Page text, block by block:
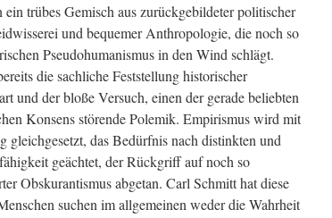
trübes Gemisch aus zurückgebildeter politischer
und bequemer Anthropologie, die noch so
Pseudohumanismus in den Wind schlägt.
die sachliche Feststellung historischer
und der bloße Versuch, einen der gerade beliebten
Konsens störende Polemik. Empirismus wird mit
das Bedürfnis nach distinkten und
geächtet, der Rückgriff auf noch so
Obskurantismus abgetan. Carl Schmitt hat diese
suchen im allgemeinen weder die Wahrheit